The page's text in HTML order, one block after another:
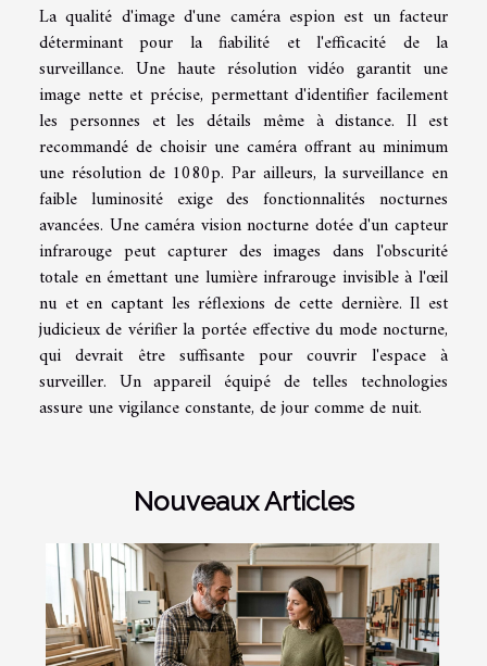
La qualité d'image d'une caméra espion est un facteur
déterminant pour la fiabilité et l'efficacité de la
surveillance. Une haute résolution vidéo garantit une
image nette et précise, permettant d'identifier facilement
les personnes et les détails même à distance. Il est
recommandé de choisir une caméra offrant au minimum
une résolution de 1080p. Par ailleurs, la surveillance en
faible luminosité exige des fonctionnalités nocturnes
avancées. Une caméra vision nocturne dotée d'un capteur
infrarouge peut capturer des images dans l'obscurité
totale en émettant une lumière infrarouge invisible à l'œil
nu et en captant les réflexions de cette dernière. Il est
judicieux de vérifier la portée effective du mode nocturne,
qui devrait être suffisante pour couvrir l'espace à
surveiller. Un appareil équipé de telles technologies
assure une vigilance constante, de jour comme de nuit.
Nouveaux Articles